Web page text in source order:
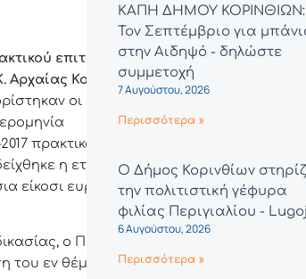
επιτροπής
Αρχαίας Κορίνθου»,
οι όροι
πρακτικό της
η εταιρεία με
είκοσι ευρώ
ο Πρόεδρος
του εν θέματι
ΚΑΠΗ ΔΗΜΟΥ ΚΟΡΙΝΘΙΩΝ:
Τον Σεπτέμβριο για
στην Αιδηψό - δηλώστε
συμμετοχή
7 Αυγούστου, 2026
Περισσότερα »
Ο Δήμος Κορινθίων
την πολιτιστική γέφυρα
φιλίας Περιγιαλίου - Lugoj
6 Αυγούστου, 2026
Περισσότερα »